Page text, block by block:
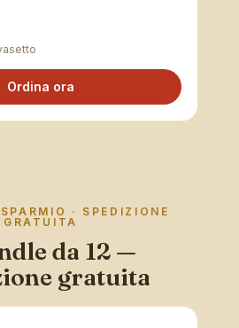
Ordina ora
· SPEDIZIONE
GRATUITA
da 12 —
gratuita